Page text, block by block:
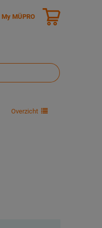
My MÜPRO
Overzicht